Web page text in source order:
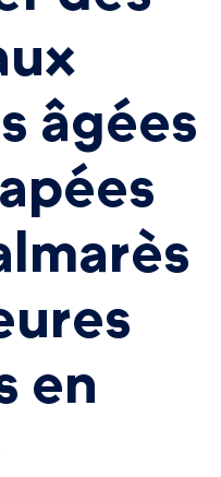
âgées
en